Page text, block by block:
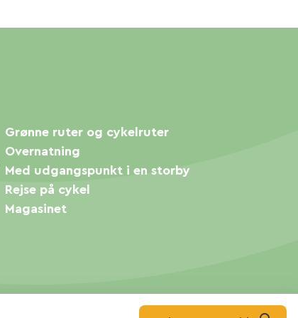
Grønne ruter og cykelruter
Overnatning
Med udgangspunkt i en storby
Rejse på cykel
Magasinet